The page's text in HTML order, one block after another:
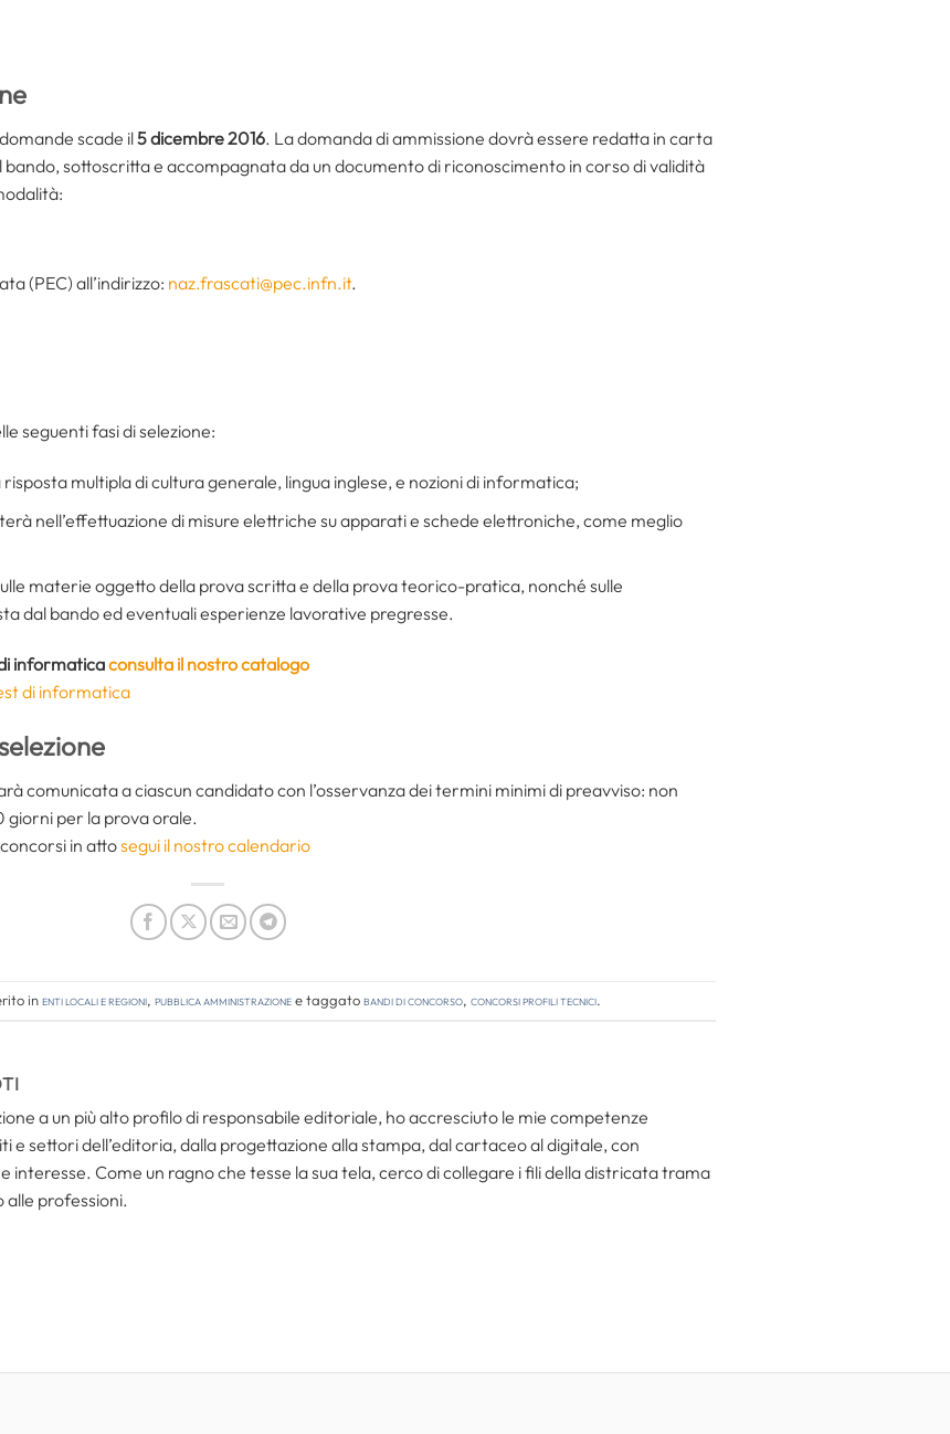
scade il5 dicembre 2016. La domanda di ammissione dovrà essere redatta in carta
sottoscritta e accompagnata da un documento di riconoscimento in corso di validità
(PEC) all’indirizzo: naz.frascati@pec.infn.it.
seguenti fasi di selezione:
multipla di cultura generale, lingua inglese, e nozioni di informatica;
nell’effettuazione di misure elettriche su apparati e schede elettroniche, come meglio
materie oggetto della prova scritta e della prova teorico-pratica, nonché sulle
dal bando ed eventuali esperienze lavorative pregresse.
informaticaconsulta il nostro catalogo
di informatica
comunicata a ciascun candidato con l’osservanza dei termini minimi di preavviso: non
giorni per la prova orale.
in attosegui il nostro calendario
inEnti locali e regioni, Pubblica amministrazionee taggatobandi di concorso, concorsi profili tecnici.
a un più alto profilo di responsabile editoriale, ho accresciuto le mie competenze
e settori dell’editoria, dalla progettazione alla stampa, dal cartaceo al digitale, con
interesse. Come un ragno che tesse la sua tela, cerco di collegare i fili della districata trama
alle professioni.